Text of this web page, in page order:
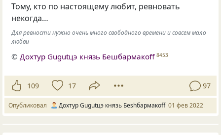
Тому, кто по настоящему любит, ревновать
некогда…
Для ревности нужно очень много свободного времени и совсем мало
любви
© Дохтур Gugutцэ князь Бешбармакоff 8453
109 17 97
Опубликовал Дохтур Gugutцэ князь Беshбармакоff 01 фев 2022